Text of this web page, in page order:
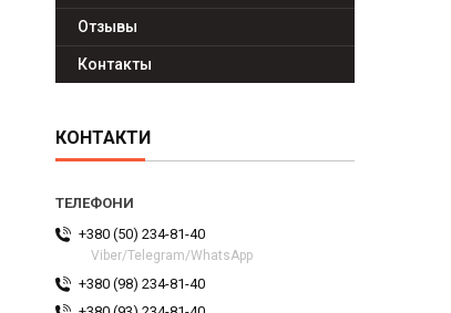
Отзывы
Контакты
КОНТАКТИ
+380 (50) 234-81-40
Viber/Telegram/WhatsApp
+380 (98) 234-81-40